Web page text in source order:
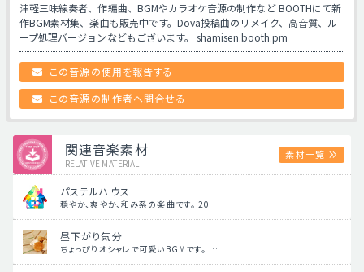
津軽三味線奏者、作編曲、BGMやカラオケ音源の制作など BOOTHにて新
作BGM素材集、楽曲も販売中です。Dova投稿曲のリメイク、高音質、ル
ープ処理バージョンなどもございます。 shamisen.booth.pm
この音源の使用を報告する
この音源の制作者へ問合せる
関連音楽素材
RELATIVE MATERIAL
素材一覧
パステルハウス
穏やか、爽やか、和み系の楽曲です。 20…
昼下がり気分
ちょっぴりオシャレで可愛いBGMです。 …